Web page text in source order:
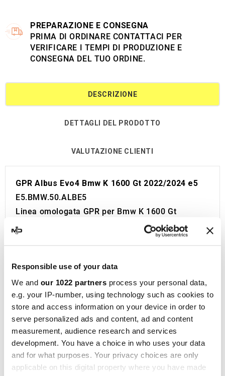
Responsible use of your data
We and our 1022 partners process your personal data,
e.g. your IP-number, using technology such as cookies to
store and access information on your device in order to
serve personalized ads and content, ad and content
measurement, audience research and services
development. You have a choice in who uses your data
and for what purposes. Your privacy choices are only
applicable on this digital property where you have made
PREPARAZIONE E CONSEGNA
PRIMA DI ORDINARE CONTATTACI PER
VERIFICARE I TEMPI DI PRODUZIONE E
CONSEGNA DEL TUO ORDINE.
DESCRIZIONE
DETTAGLI DEL PRODOTTO
VALUTAZIONE CLIENTI
GPR Albus Evo4 Bmw K 1600 Gt 2022/2024 e5
E5.BMW.50.ALBE5
Linea omologata GPR per Bmw K 1600 Gt
2022/2024 e5.
Viene fornito con tutto il necessario per essere
Omologazione Europea e Svizzera (CEE).
Il catalizzatore non è incluso.
Made in Italy 100%.
Garanzia 2 anni.
GPR è un punto di riferimento nella produzione di
silenziatori e collettori per moto, situata a Cerro
al Lambro, in provincia di Milano, Italia. La storia
di questa azienda familiare inizia come una tipica